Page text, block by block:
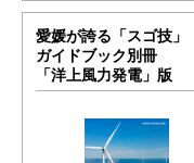
愛媛が誇る「スゴ技」
ガイドブック別冊
「洋上風力発電」版